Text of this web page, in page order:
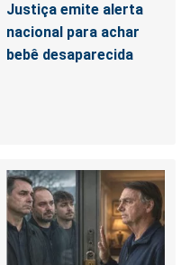
Justiça emite alerta
nacional para achar
bebê desaparecida